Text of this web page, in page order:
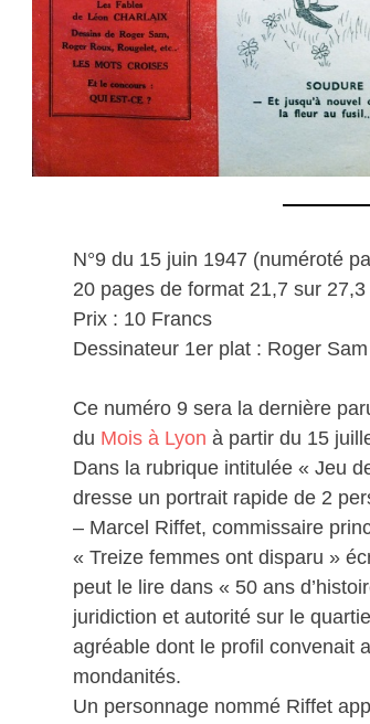
N°9 du 15 juin 1947 (numéroté
20 pages de format 21,7 sur 27,3
Prix : 10 Francs
Dessinateur 1er plat : Roger Sam
Ce numéro 9 sera la dernière
du Mois à Lyon à partir du 15
Dans la rubrique intitulée « Jeu
dresse un portrait rapide de 2
– Marcel Riffet, commissaire
« Treize femmes ont disparu »
peut le lire dans « 50 ans
juridiction et autorité sur le
agréable dont le profil convenait
mondanités.
Un personnage nommé Riffet